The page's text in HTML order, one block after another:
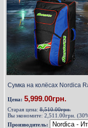
Сумка на колёсах Nordica
Цена: 5,999.00грн.
Старая цена:8,510.00грн.
Вы экономите: 2,511.00грн.
Производитель: